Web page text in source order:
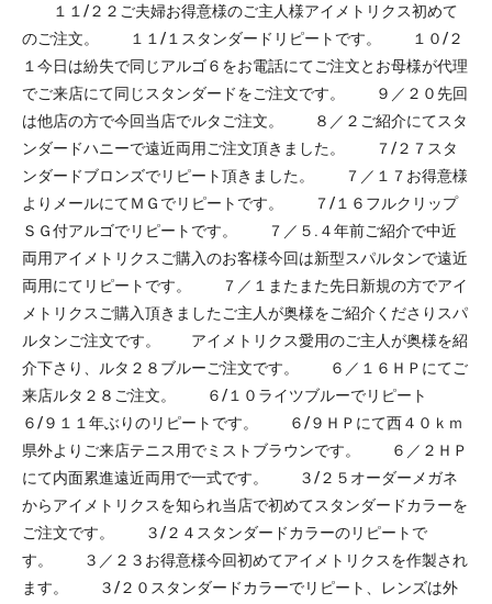
１１/２２ご夫婦お得意様のご主人様アイメトリクス初めて
のご注文。 １１/１スタンダードリピートです。 １０/２
１今日は紛失で同じアルゴ６をお電話にてご注文とお母様が代理
でご来店にて同じスタンダードをご注文です。 ９／２０先回
は他店の方で今回当店でルタご注文。 ８／２ご紹介にてスタ
ンダードハニーで遠近両用ご注文頂きました。 ７/２７スタ
ンダードブロンズでリピート頂きました。 ７／１７お得意様
よりメールにてＭＧでリピートです。 ７/１６フルクリップ
ＳＧ付アルゴでリピートです。 ７／５.４年前ご紹介で中近
両用アイメトリクスご購入のお客様今回は新型スパルタンで遠近
両用にてリピートです。 ７／１またまた先日新規の方でアイ
メトリクスご購入頂きましたご主人が奥様をご紹介くださりスパ
ルタンご注文です。 アイメトリクス愛用のご主人が奥様を紹
介下さり、ルタ２８ブルーご注文です。 ６／１６ＨＰにてご
来店ルタ２８ご注文。 ６/１０ライツブルーでリピート
６/９１１年ぶりのリピートです。 ６/９ＨＰにて西４０ｋｍ
県外よりご来店テニス用でミストブラウンです。 ６／２ＨＰ
にて内面累進遠近両用で一式です。 ３/２５オーダーメガネ
からアイメトリクスを知られ当店で初めてスタンダードカラーを
ご注文です。 ３/２４スタンダードカラーのリピートで
す。 ３／２３お得意様今回初めてアイメトリクスを作製され
ます。 ３/２０スタンダードカラーでリピート、レンズは外